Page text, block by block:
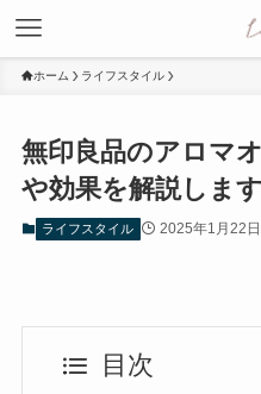
ホーム ライフスタイル
無印良品のアロマ
や効果を解説します
ライフスタイル 2025年1月22日
目次